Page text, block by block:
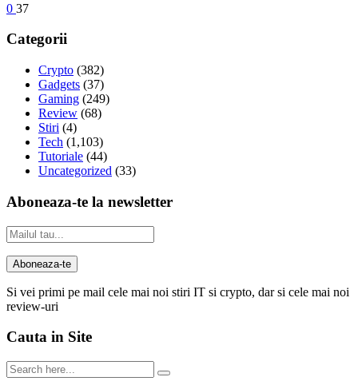
0 37
Categorii
Crypto (382)
Gadgets (37)
Gaming (249)
Review (68)
Stiri (4)
Tech (1,103)
Tutoriale (44)
Uncategorized (33)
Aboneaza-te la newsletter
Si vei primi pe mail cele mai noi stiri IT si crypto, dar si cele mai noi
review-uri
Cauta in Site